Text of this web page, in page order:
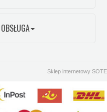
Sklep internetowy SOTE